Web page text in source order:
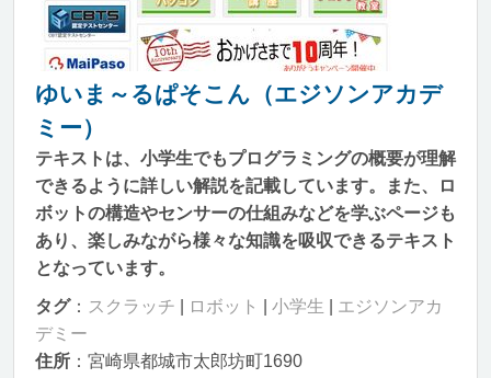
ゆいま～るぱそこん（エジソンアカデ
ミー）
テキストは、小学生でもプログラミングの概要が理解
できるように詳しい解説を記載しています。また、ロ
ボットの構造やセンサーの仕組みなどを学ぶページも
あり、楽しみながら様々な知識を吸収できるテキスト
となっています。
タグ： スクラッチ ロボット 小学生
エジソンアカ
デミー
住所 ：宮崎県都城市太郎坊町1690